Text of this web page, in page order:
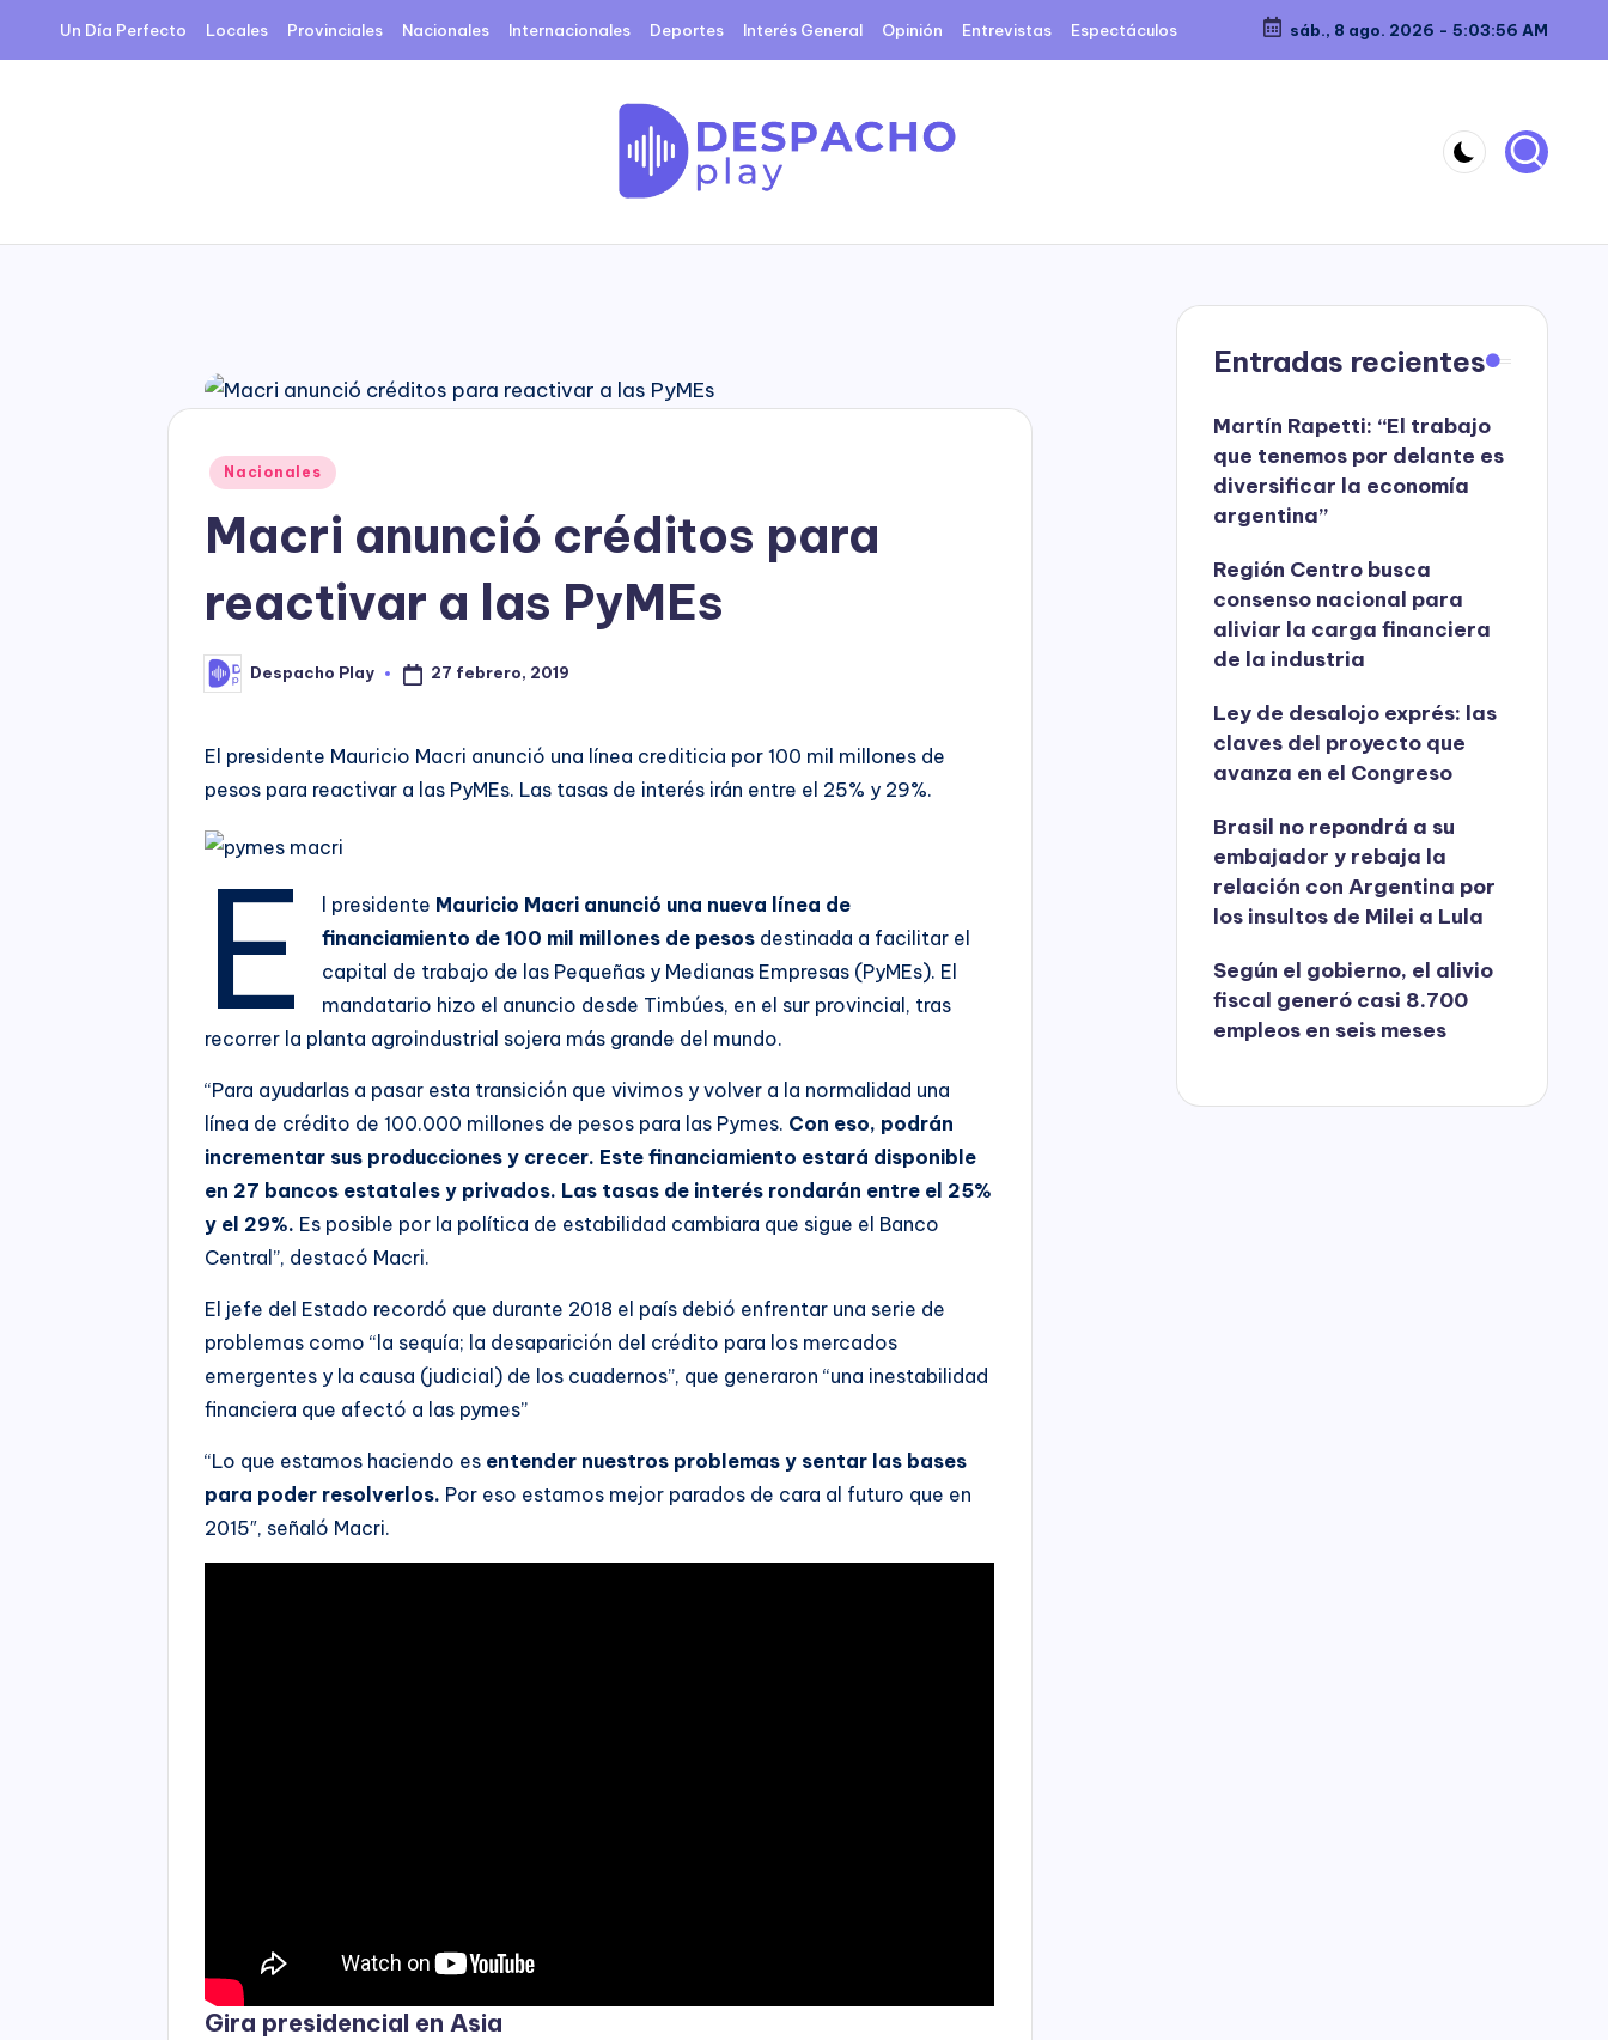
Skip
Un Día Perfecto Locales Provinciales Nacionales Internacionales Deportes Interés General Opinión Entrevistas Espectáculos sáb., 8 ago. 2026 -5:03:57 AM
D
p
h
o
P
y
Posted
Nacionales
Macri anunció créditos para
reactivar a las PyMEs
Posted
by
Despacho Play 27 febrero, 2019
El presidente Mauricio Macri anunció una línea crediticia por 100 mil millones de
pesos para reactivar a las PyMEs. Las tasas de interés irán entre el 25% y 29%.
E l presidente Mauricio Macri anunció una nueva línea de
financiamiento de 100 mil millones de pesosdestinada a facilitar el
capital de trabajo de las Pequeñas y Medianas Empresas (PyMEs). El
mandatario hizo el anuncio desde Timbúes, en el sur provincial, tras
recorrer la planta agroindustrial sojera más grande del mundo.
“Para ayudarlas a pasar esta transición que vivimos y volver a la normalidad una
línea de crédito de 100.000 millones de pesos para las Pymes. Con eso, podrán
incrementar sus producciones y crecer. Este financiamiento estará disponible
en 27 bancos estatales y privados. Las tasas de interés rondarán entre el 25%
y el 29%. Es posible por la política de estabilidad cambiara que sigue el Banco
Central”, destacó Macri.
El jefe del Estado recordó que durante 2018 el país debió enfrentar una serie de
problemas como “la sequía; la desaparición del crédito para los mercados
emergentes y la causa (judicial) de los cuadernos”, que generaron “una inestabilidad
financiera que afectó a las pymes”
“Lo que estamos haciendo es entender nuestros problemas y sentar las bases
para poder resolverlos. Por eso estamos mejor parados de cara al futuro que en
2015″, señaló Macri.
Gira presidencial en Asia
Entradas recientes
Martín Rapetti: “El trabajo
que tenemos por delante es
diversificar la economía
argentina”
Región Centro busca
consenso nacional para
aliviar la carga financiera
de la industria
Ley de desalojo exprés: las
claves del proyecto que
avanza en el Congreso
Brasil no repondrá a su
embajador y rebaja la
relación con Argentina por
los insultos de Milei a Lula
Según el gobierno, el alivio
fiscal generó casi 8.700
empleos en seis meses